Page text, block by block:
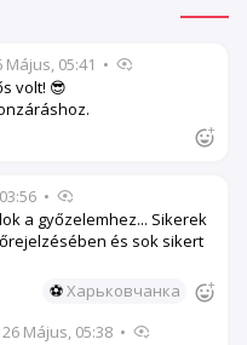
Május, 05:41 •
volt! 😎
•
a győzelemhez... Sikerek
és sok sikert
⚽Харьковчанка
26 Május, 05:38 •